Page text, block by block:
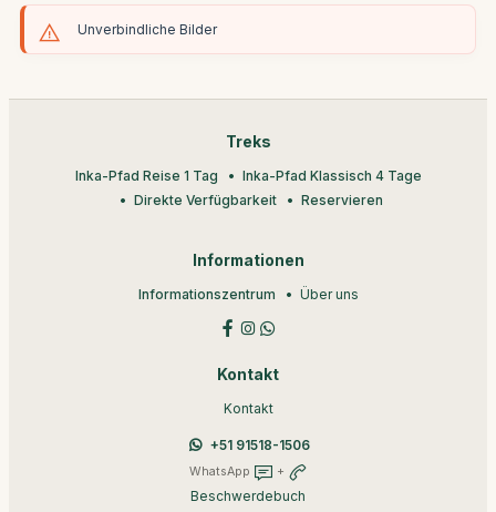
Unverbindliche Bilder
Treks
Inka-Pfad Reise 1 Tag
Inka-Pfad Klassisch 4 Tage
Direkte Verfügbarkeit
Reservieren
Informationen
Informationszentrum Über uns
Kontakt
Kontakt
+51 91518-1506
WhatsApp +
Beschwerdebuch